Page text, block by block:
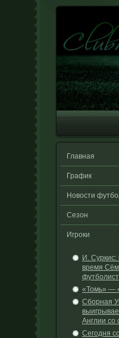
Главная
График
Новости
Сезон
Игроки
И. Суркис:
время
«Томь» —
Сборная
Англии со
Сегодня